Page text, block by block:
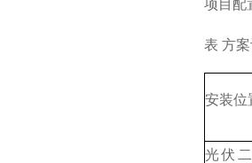
项目配
表 方
安装位
光伏